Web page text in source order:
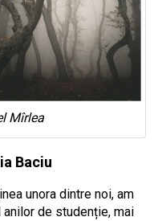
Mîrlea
Baciu
unora dintre noi, am
de studenție, mai